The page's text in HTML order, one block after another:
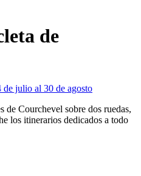
de
julio al 30 de agosto
de Courchevel sobre dos ruedas,
los itinerarios dedicados a todo